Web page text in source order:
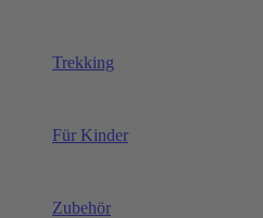
Trekking
Für Kinder
Zubehör